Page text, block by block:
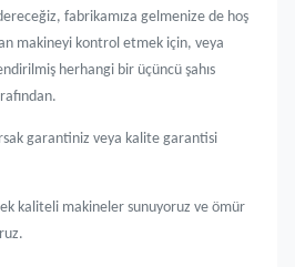
fabrikamıza gelmenize de hoş
makineyi kontrol etmek için, veya
herhangi bir üçüncü şahıs
garantiniz veya kalite garantisi
kaliteli makineler sunuyoruz ve ömür